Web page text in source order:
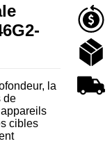
la
de
cibles